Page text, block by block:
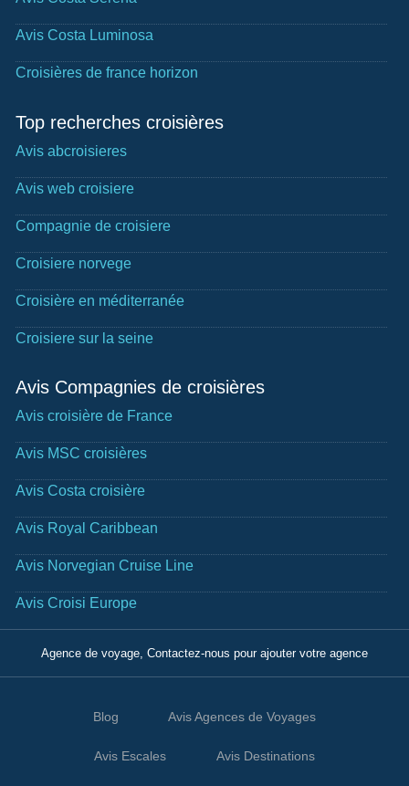
Avis Costa Luminosa
Croisières de france horizon
Top recherches croisières
Avis abcroisieres
Avis web croisiere
Compagnie de croisiere
Croisiere norvege
Croisière en méditerranée
Croisiere sur la seine
Avis Compagnies de croisières
Avis croisière de France
Avis MSC croisières
Avis Costa croisière
Avis Royal Caribbean
Avis Norvegian Cruise Line
Avis Croisi Europe
Agence de voyage, Contactez-nous pour ajouter votre agence
Blog Avis Agences de Voyages
Avis Escales Avis Destinations